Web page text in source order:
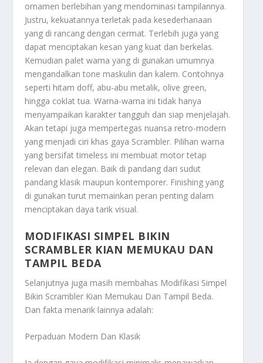
ornamen berlebihan yang mendominasi tampilannya.
Justru, kekuatannya terletak pada kesederhanaan
yang di rancang dengan cermat. Terlebih juga yang
dapat menciptakan kesan yang kuat dan berkelas.
Kemudian palet warna yang di gunakan umumnya
mengandalkan tone maskulin dan kalem. Contohnya
seperti hitam doff, abu-abu metalik, olive green,
hingga coklat tua. Warna-warna ini tidak hanya
menyampaikan karakter tangguh dan siap menjelajah.
Akan tetapi juga mempertegas nuansa retro-modern
yang menjadi ciri khas gaya Scrambler. Pilihan warna
yang bersifat timeless ini membuat motor tetap
relevan dan elegan. Baik di pandang dari sudut
pandang klasik maupun kontemporer. Finishing yang
di gunakan turut memainkan peran penting dalam
menciptakan daya tarik visual.
MODIFIKASI SIMPEL BIKIN
SCRAMBLER KIAN MEMUKAU DAN
TAMPIL BEDA
Selanjutnya juga masih membahas Modifikasi Simpel
Bikin Scrambler Kian Memukau Dan Tampil Beda.
Dan fakta menarik lainnya adalah:
Perpaduan Modern Dan Klasik